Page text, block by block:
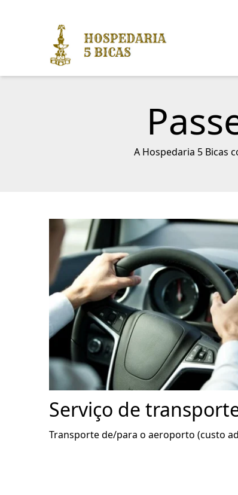
A Hospedaria 5 Bicas
Serviço de
Transporte de/para o aeroporto (custo